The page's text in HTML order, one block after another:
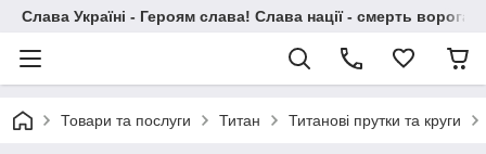
Слава Україні - Героям слава! Слава нації - смерть
Товари та послуги Титан Титанові прутки та круги